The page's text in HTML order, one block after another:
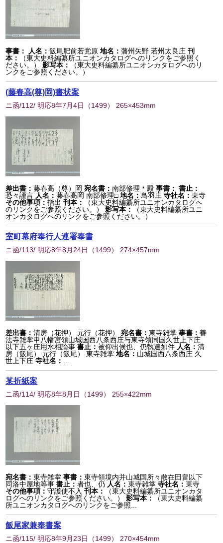
事書： 人名：飯尾肥前若党原 地名：藩州矢野 若州太良庄 刊
本：
（東大史料編纂所ユニオンカタログへのリンクをご参照く
ださい。）
影写本：
（東大史料編纂所ユニオンカタログへのリ
ンクをご参照ください。）
(藤春高(尊)岡)書状案
ニ函/112/ 明応8年7月4日 （1499） 265×453mm
差出書：藤春高（尊）岡 宛名書：南部修理＊殿 事書： 書止：
恐々謹言 人名：藤春高岡 南部修理□ 地名： 鳥羽庄 寺社名：東寺
その他事項：指出 刊本：
（東大史料編纂所ユニオンカタログへ
のリンクをご参照ください。）
影写本：
（東大史料編纂所ユニ
オンカタログへのリンクをご参照ください。）
室町幕府奉行人連署奉書
ニ函/113/ 明応8年8月24日 （1499） 274×457mm
差出書：清房（花押） 元行（花押） 宛名書：東寺雑掌 事書：善
法寺雑掌申八幡宮領山城国西八条西庄与東寺領同国久世上下庄
以下五ヶ庄用水相論事書止：被仰出候也、仍執達如件 人名：清
房（飯尾） 元行（飯尾） 東寺雑掌 地名： 山城国西八条西庄 久
世上下庄 寺社名：
某折紙案
ニ函/114/ 明応8年8月日 （1499） 255×422mm
宛名書：東寺雑掌 事書：東寺領境内并山城国所々散在田畠以下
同洛中屋地等事書止：者也、仍 人名：東寺雑掌 寺社名：東寺
その他事項：守護使不入 刊本：
（東大史料編纂所ユニオンカタ
ログへのリンクをご参照ください。）
影写本：
（東大史料編纂
所ユニオンカタログへのリンクをご参照...
飯尾家兼奉書案
ニ函/115/ 明応8年9月23日 （1499） 270×454mm